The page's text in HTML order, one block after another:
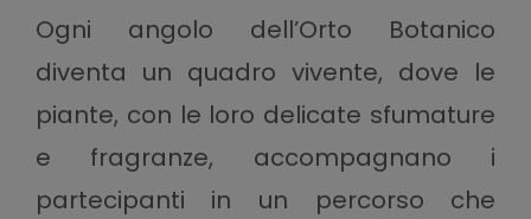
Ogni angolo dell’Orto Botanico
diventa un quadro vivente, dove le
piante, con le loro delicate sfumature
e fragranze, accompagnano i
partecipanti in un percorso che